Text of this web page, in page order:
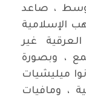
، صاعد
الإسلامية
غير
، وبصورة
ميليشيات
، ومافيات